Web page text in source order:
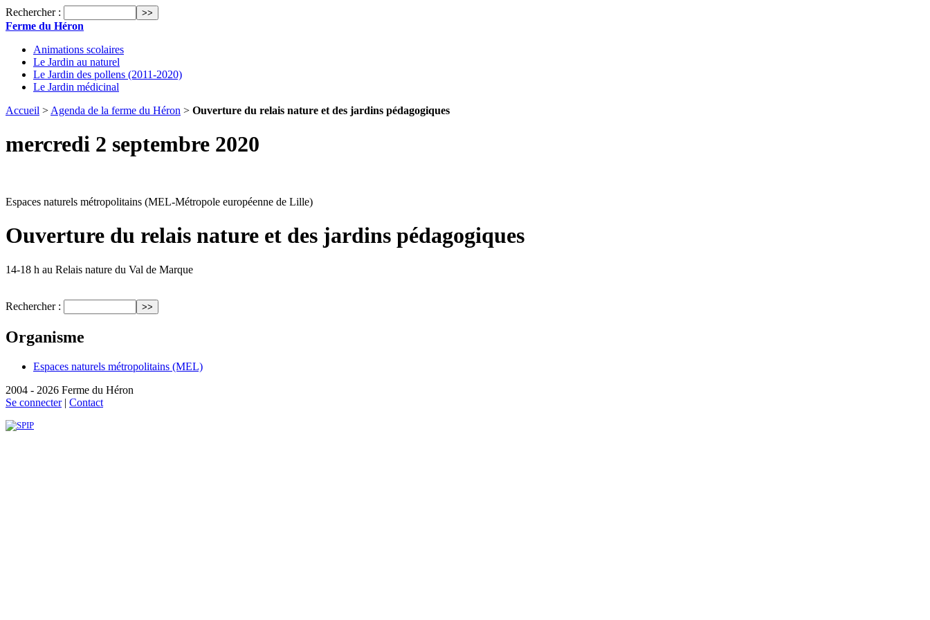
Rechercher :
Ferme du Héron
Animations scolaires
Le Jardin au naturel
Le Jardin des pollens (2011-2020)
Le Jardin médicinal
Accueil > Agenda de la ferme du Héron > Ouverture du relais nature et des jardins pédagogiques
mercredi 2 septembre 2020
Espaces naturels métropolitains (MEL-Métropole européenne de Lille)
Ouverture du relais nature et des jardins pédagogiques
14-18 h au Relais nature du Val de Marque
Rechercher :
Organisme
Espaces naturels métropolitains (MEL)
2004 - 2026 Ferme du Héron
Se connecter| Contact